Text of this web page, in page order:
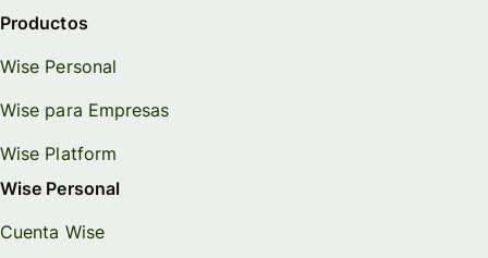
Productos
Wise Personal
Wise para Empresas
Wise Platform
Wise Personal
Cuenta Wise